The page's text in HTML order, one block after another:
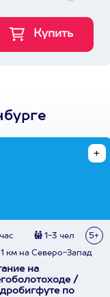
1-3 чел 5+
км на Северо-Запад
на
/
по